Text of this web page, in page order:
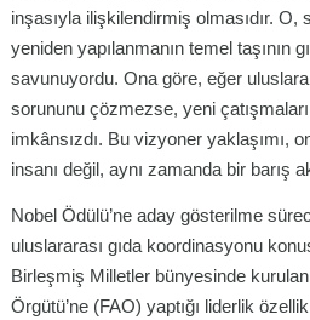
inşasıyla ilişkilendirmiş olmasıdır. O,
yeniden yapılanmanın temel taşının
savunuyordu. Ona göre, eğer
sorununu çözmezse, yeni
imkânsızdı. Bu vizyoner yaklaşımı,
insanı değil, aynı zamanda bir barış
Nobel Ödülü’ne aday gösterilme
uluslararası gıda koordinasyonu
Birleşmiş Milletler bünyesinde kurulan
Örgütü’ne (FAO) yaptığı liderlik